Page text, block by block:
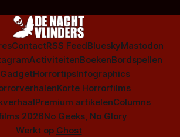
ContactRSS FeedBlueskyMastodon
ActiviteitenBoekenBordspellen
GadgetHorrortipsInfographics
Korte Horrorfilms
Premium artikelenColumns
2026No Geeks, No Glory
Werkt op Ghost